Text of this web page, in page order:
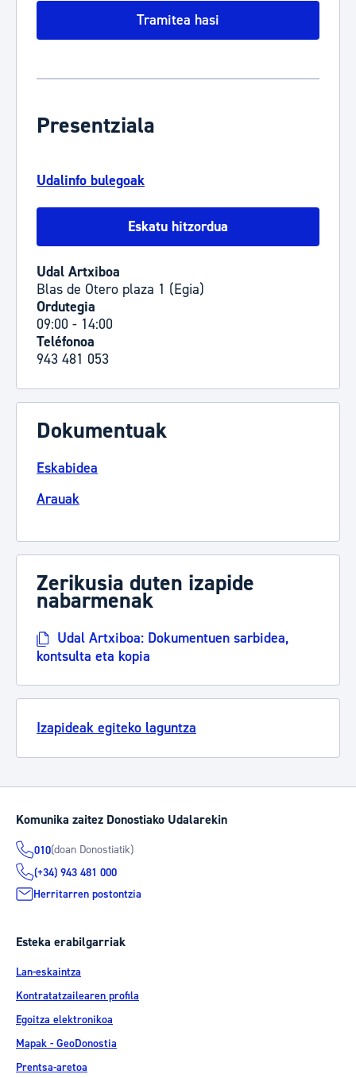
Tramitea hasi
Presentziala
Udalinfo bulegoak
Eskatu hitzordua
Udal Artxiboa
Blas de Otero plaza 1 (Egia)
Ordutegia
09:00 - 14:00
Teléfonoa
943 481 053
Dokumentuak
Eskabidea
Arauak
Zerikusia duten izapide
nabarmenak
Udal Artxiboa: Dokumentuen sarbidea,
kontsulta eta kopia
Izapideak egiteko laguntza
Komunika zaitez Donostiako Udalarekin
010(doan Donostiatik)
(+34) 943 481 000
Herritarren postontzia
Esteka erabilgarriak
Lan-eskaintza
Kontratatzailearen profila
Egoitza elektronikoa
Mapak - GeoDonostia
Prentsa-aretoa